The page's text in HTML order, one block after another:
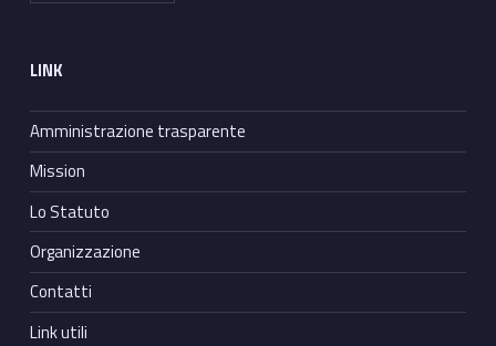
LINK
Amministrazione trasparente
Mission
Lo Statuto
Organizzazione
Contatti
Link utili